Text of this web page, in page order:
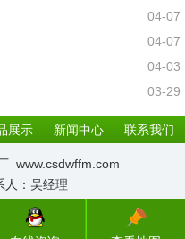
04-07
04-07
04-03
03-29
展示 新闻中心 联系我们
www.csdwffm.com
人：吴经理